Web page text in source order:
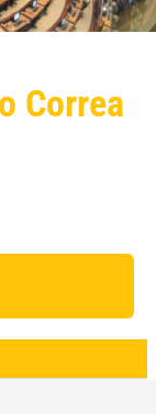
Correa